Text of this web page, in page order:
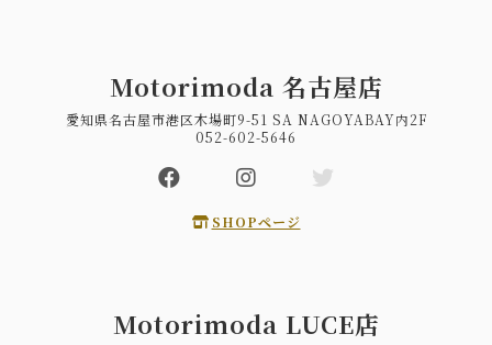
Motorimoda 名古屋店
愛知県名古屋市港区木場町9-51 SA NAGOYABAY内2F
052-602-5646
SHOPページ
Motorimoda LUCE店